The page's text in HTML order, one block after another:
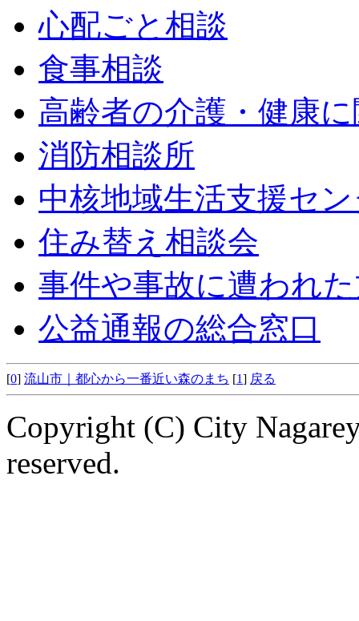
心配ごと相談
食事相談
高齢者の介護・健康
消防相談所
中核地域生活支援セ
住み替え相談会
事件や事故に遭われ
公益通報の総合窓口
[0] 流山市｜都心から一番近い森のまち [1] 戻る
Copyright (C) City
reserved.